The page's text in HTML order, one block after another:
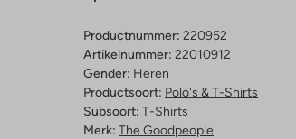
Productnummer: 220952
Artikelnummer: 22010912
Gender: Heren
Productsoort: Polo's & T-Shirts
Subsoort: T-Shirts
Merk: The Goodpeople